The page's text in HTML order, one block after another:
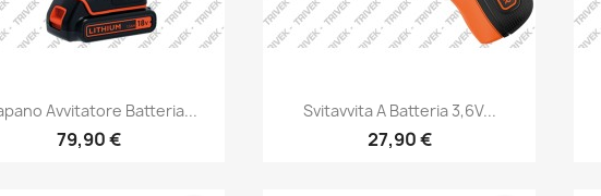
Avvitatore Batteria...
79,90 €
Svitavvita A Batteria 3,6V...
27,90 €